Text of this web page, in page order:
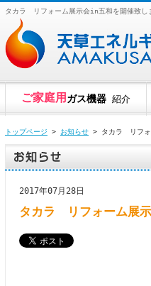
タカラ リフォーム展示会in五和を開催致し
ご家庭用 ガス機器 紹介
トップページ > お知らせ > タカラ リフォ
2017年07月28日
タカラ リフォーム展